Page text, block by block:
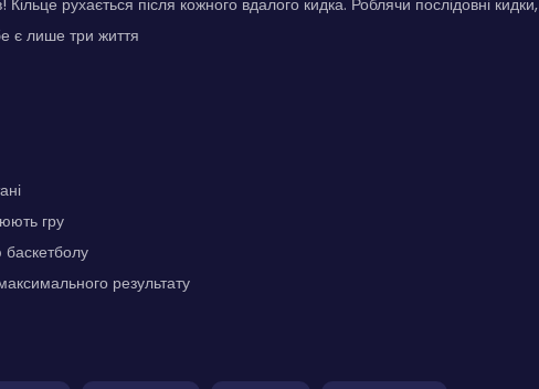
рухається після кожного вдалого кидка. Роблячи послідовні кидки,
є лише три життя
гру
результату